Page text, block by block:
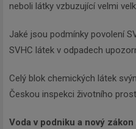
neboli látky vzbuzující velmi
Jaké jsou podmínky povolení
SVHC látek v odpadech
Celý blok chemických látek
Českou inspekci životního
Voda v podniku a nový